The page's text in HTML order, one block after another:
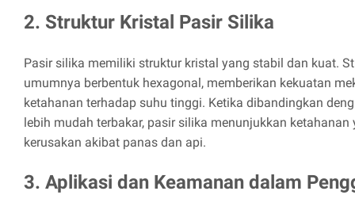
2. Struktur Kristal Pasir Silika
Pasir silika memiliki struktur kristal yang stabil dan kuat.
umumnya berbentuk hexagonal, memberikan kekuatan
ketahanan terhadap suhu tinggi. Ketika dibandingkan
lebih mudah terbakar, pasir silika menunjukkan
kerusakan akibat panas dan api.
3. Aplikasi dan Keamanan dalam